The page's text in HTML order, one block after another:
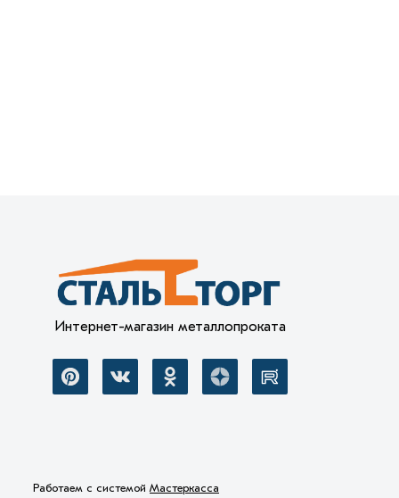
Интернет-магазин металлопроката
Работаем с системой Мастеркасса